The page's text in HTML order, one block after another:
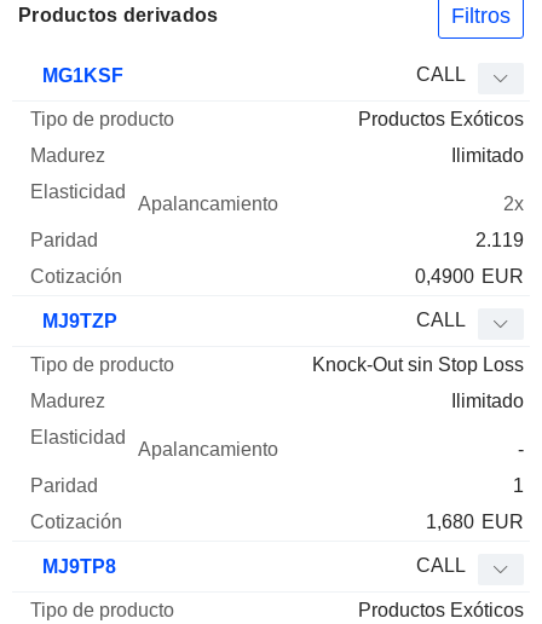
Productos derivados Filtros
MG1KSF CALL
Productos Exóticos
Ilimitado
2x
2.119
0,4900 EUR
MJ9TZP CALL
Knock-Out sin Stop Loss
Ilimitado
-
1
1,680 EUR
MJ9TP8 CALL
Productos Exóticos